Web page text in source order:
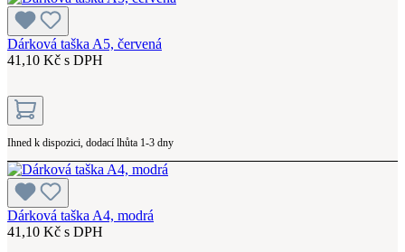
Dárková taška A5, červená
41,10 Kč s DPH
Ihned k dispozici, dodací lhůta 1-3 dny
Dárková taška A4, modrá
41,10 Kč s DPH